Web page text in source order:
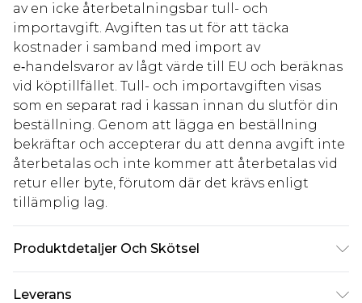
av en icke återbetalningsbar tull- och
importavgift. Avgiften tas ut för att täcka
kostnader i samband med import av
e‑handelsvaror av lågt värde till EU och beräknas
vid köptillfället. Tull- och importavgiften visas
som en separat rad i kassan innan du slutför din
beställning. Genom att lägga en beställning
bekräftar och accepterar du att denna avgift inte
återbetalas och inte kommer att återbetalas vid
retur eller byte, förutom där det krävs enligt
tillämplig lag.
Produktdetaljer Och Skötsel
Leverans